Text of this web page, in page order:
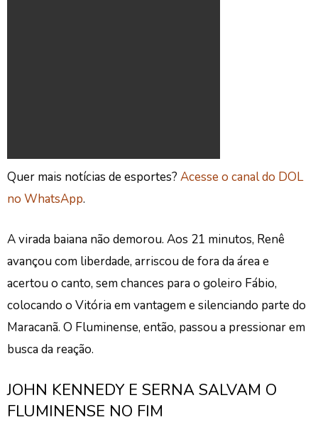
Quer mais notícias de esportes? Acesse o canal do DOL
no WhatsApp.
A virada baiana não demorou. Aos 21 minutos, Renê
avançou com liberdade, arriscou de fora da área e
acertou o canto, sem chances para o goleiro Fábio,
colocando o Vitória em vantagem e silenciando parte do
Maracanã. O Fluminense, então, passou a pressionar em
busca da reação.
JOHN KENNEDY E SERNA SALVAM O
FLUMINENSE NO FIM